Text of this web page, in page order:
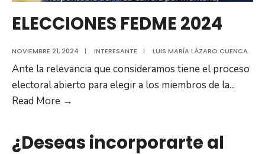
ELECCIONES FEDME 2024
NOVIEMBRE 21, 2024 | INTERESANTE | LUIS MARÍA LÁZARO CUENCA
Ante la relevancia que consideramos tiene el proceso
electoral abierto para elegir a los miembros de la...
Read More →
2024
¿Deseas incorporarte al